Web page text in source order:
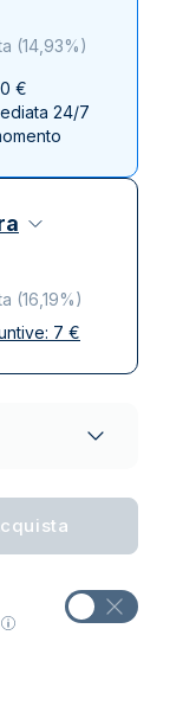
(14,93%)
€
24/7
(16,19%)
7 €